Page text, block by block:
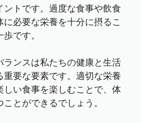
ントです。過度な食事や飲食
必要な栄養を十分に摂るこ
です。
ランスは私たちの健康と生活
重要な要素です。適切な栄養
しい食事を楽しむことで、体
とができるでしょう。